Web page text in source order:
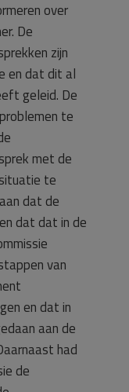
over
De
zijn
en dat dit al
geleid. De
te
met de
te
dat de
dat dat in de
van
en dat in
aan de
had
de